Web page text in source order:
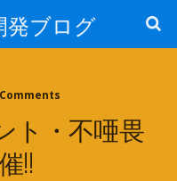
発ブログ
Comments
ト・不唖畏
!!